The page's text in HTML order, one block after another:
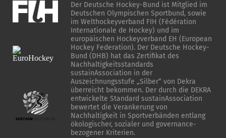
Der Deutsche Hockey-Bund ist Mitglied im
Deutschen Olympischen Sportbund, sowie
im Welthockeyverband FIH (Fédération
Internationale de Hockey) und im
europäischen Hockeyverband EH (European
Hockey Federation). Der Deutsche Hockey-
Bund (DHB) hat das Zertifikat des
Nachhaltigkeitsstandards
sustainAssociation in der
Auszeichnungsstufe „Silber“ von Dekra
überreicht bekommen. Der durch die DEKRA
entwickelte Standard sustainAssociation
bewertet die Verankerung von
Nachhaltigkeit in Sportverbänden entlang
ökologischer, sozialer und governance-
bezogener Kriterien.